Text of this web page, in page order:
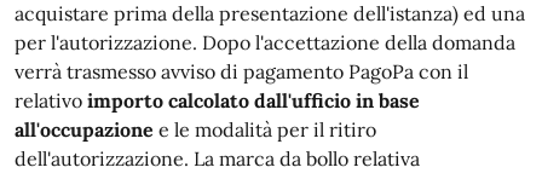
acquistare prima della presentazione dell'istanza) ed una
per l'autorizzazione. Dopo l'accettazione della domanda
verrà trasmesso avviso di pagamento PagoPa con il
relativo importo calcolato dall'ufficio in base
all'occupazione e le modalità per il ritiro
dell'autorizzazione. La marca da bollo relativa